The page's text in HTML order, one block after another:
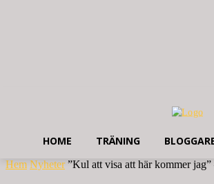
HOME TRÄNING
Hem Nyheter ”Kul att visa att här kommer